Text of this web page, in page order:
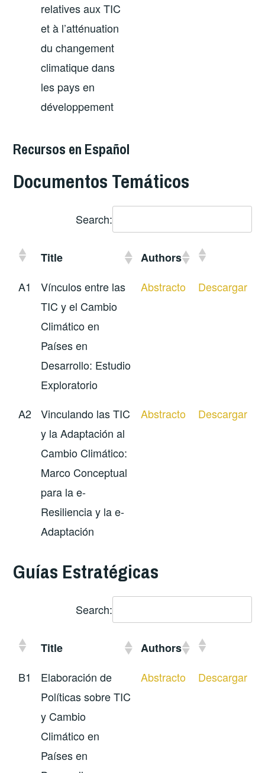
relatives aux TIC
et à l’atténuation
du changement
climatique dans
les pays en
développement
Recursos en Español
Documentos Temáticos
Search:
Title
Authors
A1
Vínculos entre las
TIC y el Cambio
Climático en
Países en
Desarrollo: Estudio
Exploratorio
Abstracto Descargar
A2
Vinculando las TIC
y la Adaptación al
Cambio Climático:
Marco Conceptual
para la e-
Resiliencia y la e-
Adaptación
Abstracto Descargar
Guías Estratégicas
Search:
Title
Authors
B1
Elaboración de
Políticas sobre TIC
y Cambio
Climático en
Países en
Abstracto Descargar